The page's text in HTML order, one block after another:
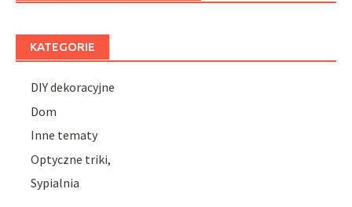
KATEGORIE
DIY dekoracyjne
Dom
Inne tematy
Optyczne triki,
Sypialnia